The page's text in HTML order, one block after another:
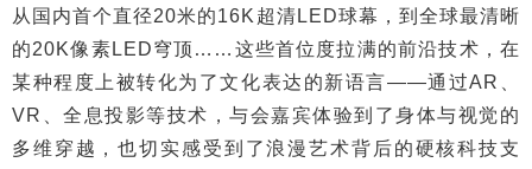
从国内首个直径20米的16K超清LED球幕，到全球最清晰
的20K像素LED穹顶……这些首位度拉满的前沿技术，在
某种程度上被转化为了文化表达的新语言——通过AR、
VR、全息投影等技术，与会嘉宾体验到了身体与视觉的
多维穿越，也切实感受到了浪漫艺术背后的硬核科技支